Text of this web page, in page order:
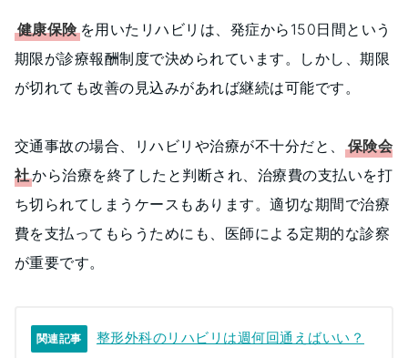
健康保険を用いたリハビリは、発症から150日間という
期限が診療報酬制度で決められています。しかし、期限
が切れても改善の見込みがあれば継続は可能です。
交通事故の場合、リハビリや治療が不十分だと、
保険会
社から治療を終了したと判断され、治療費の支払いを打
ち切られてしまうケースもあります。適切な期間で治療
費を支払ってもらうためにも、医師による定期的な診察
が重要です。
関連記事
整形外科のリハビリは週何回通えばいい？